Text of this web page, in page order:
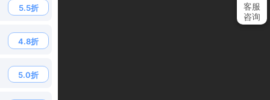
5.5折
4.8折
5.0折
客服
咨询